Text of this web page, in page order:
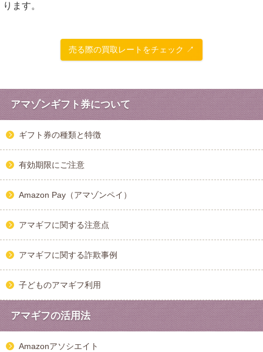
ります。
売る際の買取レートをチェック ↗
アマゾンギフト券について
ギフト券の種類と特徴
有効期限にご注意
Amazon Pay（アマゾンペイ）
アマギフに関する注意点
アマギフに関する詐欺事例
子どものアマギフ利用
アマギフの活用法
Amazonアソシエイト